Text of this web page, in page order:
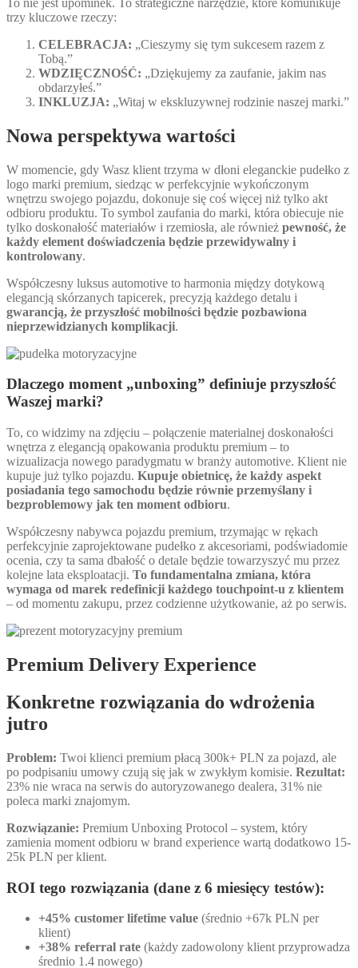
trzy kluczowe rzeczy:
CELEBRACJA: „Cieszymy się tym sukcesem razem z
Tobą.”
WDZIĘCZNOŚĆ: „Dziękujemy za zaufanie, jakim nas
obdarzyłeś.”
INKLUZJA: „Witaj w ekskluzywnej rodzinie naszej marki.”
Nowa perspektywa wartości
W momencie, gdy Wasz klient trzyma w dłoni eleganckie pudełko z
logo marki premium, siedząc w perfekcyjnie wykończonym
wnętrzu swojego pojazdu, dokonuje się coś więcej niż tylko akt
odbioru produktu. To symbol zaufania do marki, która obiecuje nie
tylko doskonałość materiałów i rzemiosła, ale również pewność, że
każdy element doświadczenia będzie przewidywalny i
kontrolowany.
Współczesny luksus automotive to harmonia między dotykową
elegancją skórzanych tapicerek, precyzją każdego detalu i
gwarancją, że przyszłość mobilności będzie pozbawiona
nieprzewidzianych komplikacji.
Dlaczego moment „unboxing” definiuje przyszłość
Waszej marki?
To, co widzimy na zdjęciu – połączenie materialnej doskonałości
wnętrza z elegancją opakowania produktu premium – to
wizualizacja nowego paradygmatu w branży automotive. Klient nie
kupuje już tylko pojazdu. Kupuje obietnicę, że każdy aspekt
posiadania tego samochodu będzie równie przemyślany i
bezproblemowy jak ten moment odbioru.
Współczesny nabywca pojazdu premium, trzymając w rękach
perfekcyjnie zaprojektowane pudełko z akcesoriami, podświadomie
ocenia, czy ta sama dbałość o detale będzie towarzyszyć mu przez
kolejne lata eksploatacji. To fundamentalna zmiana, która
wymaga od marek redefinicji każdego touchpoint-u z klientem
– od momentu zakupu, przez codzienne użytkowanie, aż po serwis.
Premium Delivery Experience
Konkretne rozwiązania do wdrożenia
jutro
Problem: Twoi klienci premium płacą 300k+ PLN za pojazd, ale
po podpisaniu umowy czują się jak w zwykłym komisie. Rezultat:
23% nie wraca na serwis do autoryzowanego dealera, 31% nie
poleca marki znajomym.
Rozwiązanie: Premium Unboxing Protocol – system, który
zamienia moment odbioru w brand experience wartą dodatkowo 15-
25k PLN per klient.
ROI tego rozwiązania (dane z 6 miesięcy testów):
+45% customer lifetime value (średnio +67k PLN per
klient)
+38% referral rate (każdy zadowolony klient przyprowadza
średnio 1.4 nowego)